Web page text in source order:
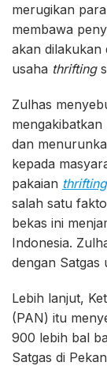
merugikan
membawa
akan dilakukan
usaha thrifting
Zulhas
dan
kepada
pakaian thrifting
salah satu
bekas ini
Indonesia.
dengan Satgas
Lebih lanjut,
(PAN) itu
900 lebih bal
Satgas di